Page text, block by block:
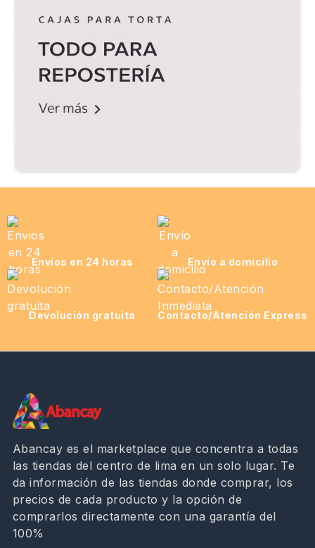
Envíos en 24 horas Envío a domicilio
Devolución gratuita Contacto/Atención Express
Abancay es el marketplace que concentra a todas
las tiendas del centro de lima en un solo lugar. Te
da información de las tiendas donde comprar, los
precios de cada producto y la opción de
comprarlos directamente con una garantía del
100%